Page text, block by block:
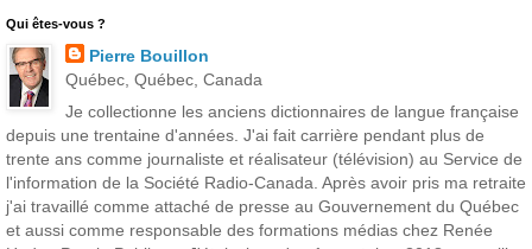
Qui êtes-vous ?
Pierre Bouillon
Québec, Québec, Canada
Je collectionne les anciens dictionnaires de langue française
depuis une trentaine d'années. J'ai fait carrière pendant plus de
trente ans comme journaliste et réalisateur (télévision) au Service de
l'information de la Société Radio-Canada. Après avoir pris ma retraite
j'ai travaillé comme attaché de presse au Gouvernement du Québec
et aussi comme responsable des formations médias chez Renée